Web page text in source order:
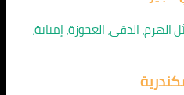
الدقي، العجوزة، إمبابة،